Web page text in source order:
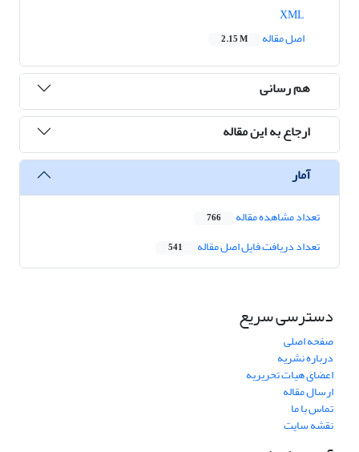
اصل مقاله
2.15 M
هم رسانی
ارجاع به این مقاله
آمار
تعداد مشاهده مقاله 766
تعداد دریافت فایل اصل مقاله 541
دسترسی سریع
صفحه اصلی
درباره نشریه
اعضای هیات تحریریه
ارسال مقاله
تماس با ما
نقشه سایت